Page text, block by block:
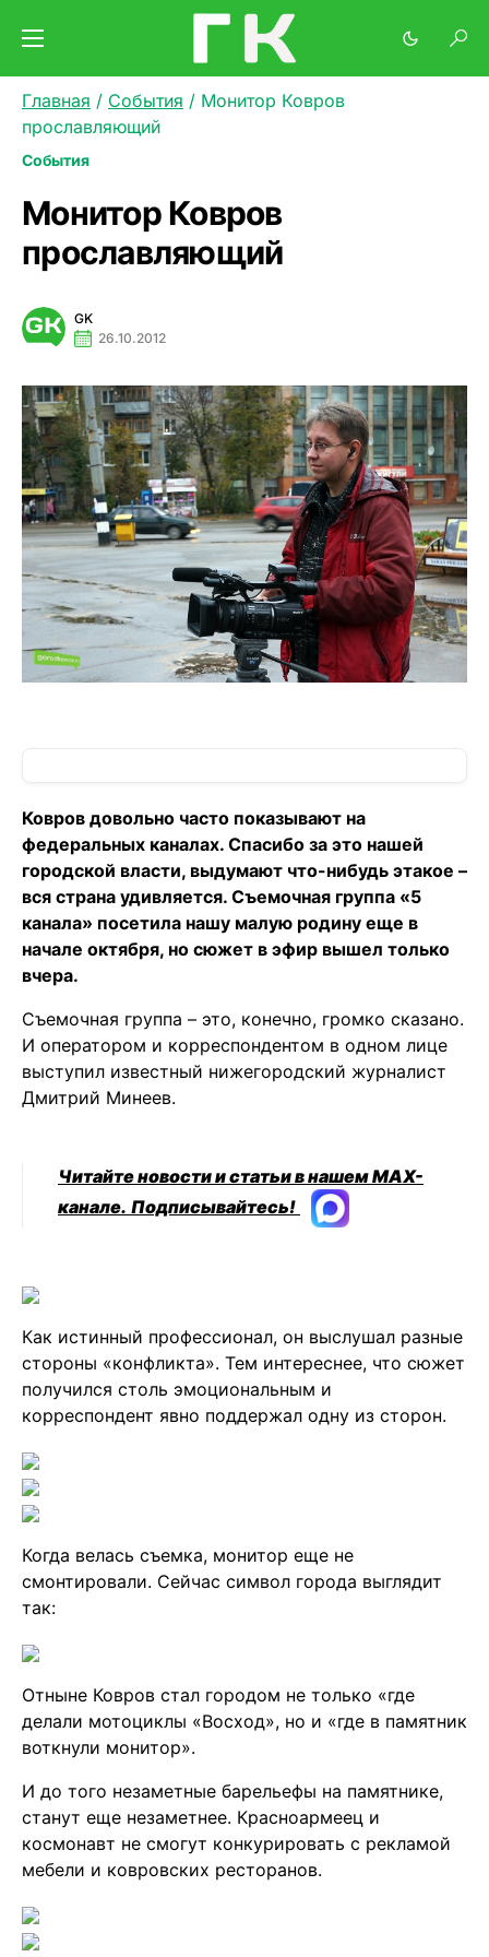
Главная / События / Монитор Ковров
прославляющий
События
Монитор Ковров
прославляющий
GK
26.10.2012
Ковров довольно часто показывают на
федеральных каналах. Спасибо за это нашей
городской власти, выдумают что-нибудь этакое –
вся страна удивляется. Съемочная группа «5
канала» посетила нашу малую родину еще в
начале октября, но сюжет в эфир вышел только
вчера.
Съемочная группа – это, конечно, громко сказано.
И оператором и корреспондентом в одном лице
выступил известный нижегородский журналист
Дмитрий Минеев.
Читайте новости и статьи в нашем MAX-
канале. Подписывайтесь!
Как истинный профессионал, он выслушал разные
стороны «конфликта». Тем интереснее, что сюжет
получился столь эмоциональным и
корреспондент явно поддержал одну из сторон.
Когда велась съемка, монитор еще не
смонтировали. Сейчас символ города выглядит
так:
Отныне Ковров стал городом не только «где
делали мотоциклы «Восход», но и «где в памятник
воткнули монитор».
И до того незаметные барельефы на памятнике,
станут еще незаметнее. Красноармеец и
космонавт не смогут конкурировать с рекламой
мебели и ковровских ресторанов.